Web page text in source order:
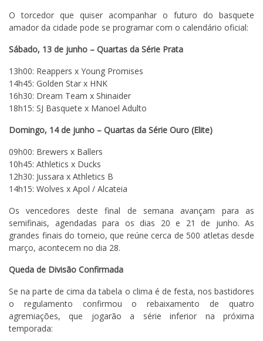
O torcedor que quiser acompanhar o futuro do basquete
amador da cidade pode se programar com o calendário oficial:
Sábado, 13 de junho – Quartas da Série Prata
13h00: Reappers x Young Promises
14h45: Golden Star x HNK
16h30: Dream Team x Shinaider
18h15: SJ Basquete x Manoel Adulto
Domingo, 14 de junho – Quartas da Série Ouro (Elite)
09h00: Brewers x Ballers
10h45: Athletics x Ducks
12h30: Jussara x Athletics B
14h15: Wolves x Apol / Alcateia
Os vencedores deste final de semana avançam para as
semifinais, agendadas para os dias 20 e 21 de junho. As
grandes finais do torneio, que reúne cerca de 500 atletas desde
março, acontecem no dia 28.
Queda de Divisão Confirmada
Se na parte de cima da tabela o clima é de festa, nos bastidores
o regulamento confirmou o rebaixamento de quatro
agremiações, que jogarão a série inferior na próxima
temporada: